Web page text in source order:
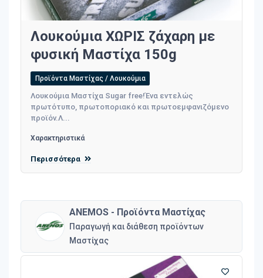
Λουκούμια ΧΩΡΙΣ ζάχαρη με
φυσική Μαστίχα 150g
Προϊόντα Μαστίχας / Λουκούμια
Λουκούμια Μαστίχα Sugar free!Ένα εντελώς
πρωτότυπο, πρωτοποριακό και πρωτοεμφανιζόμενο
προϊόν.Λ...
Χαρακτηριστικά
Περισσότερα
ANEMOS - Προϊόντα Μαστίχας
Παραγωγή και διάθεση προϊόντων
Μαστίχας